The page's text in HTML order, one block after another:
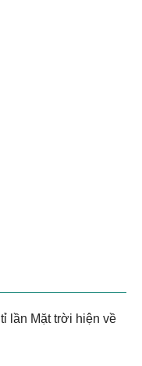
lần Mặt trời hiện về